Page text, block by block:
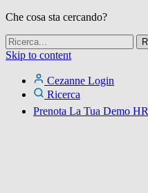
Che cosa sta cercando?
Skip to content
Cezanne Login
Ricerca
Prenota La Tua Demo HR